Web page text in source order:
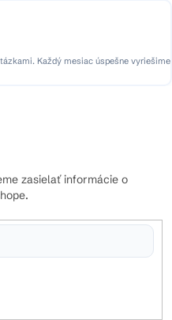
Každý mesiac úspešne vyriešime
zasielať informácie o